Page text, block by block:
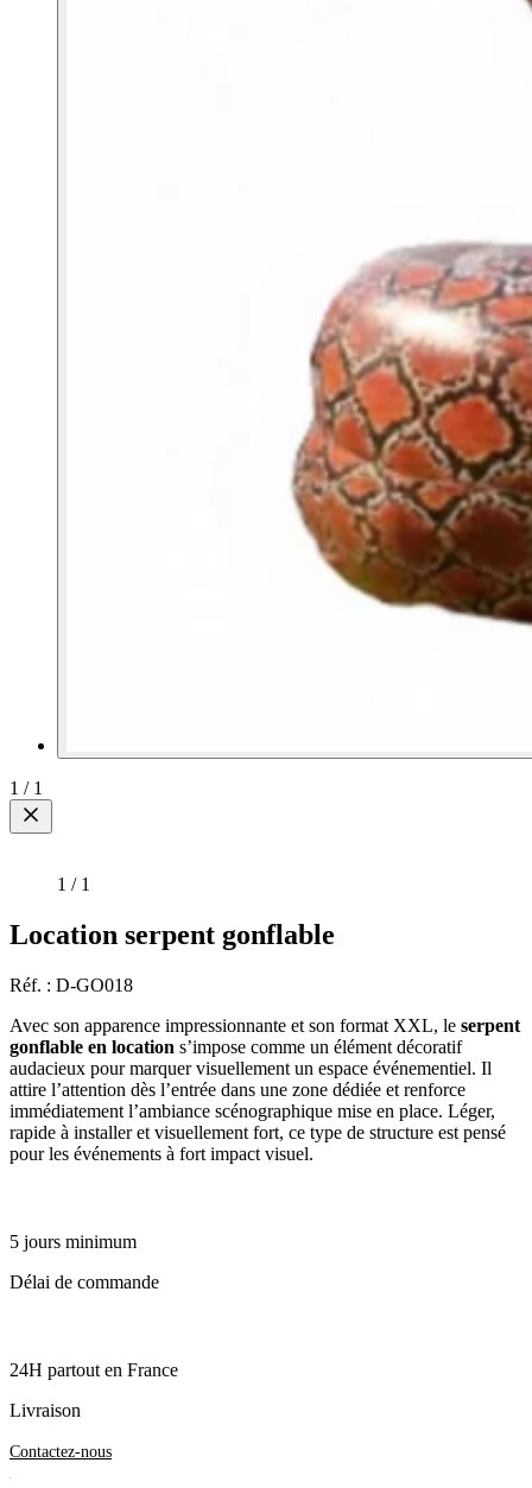
1 / 1
1 / 1
Location serpent gonflable
Réf. : D-GO018
Avec son apparence impressionnante et son format XXL, le serpent
gonflable en location s’impose comme un élément décoratif
audacieux pour marquer visuellement un espace événementiel. Il
attire l’attention dès l’entrée dans une zone dédiée et renforce
immédiatement l’ambiance scénographique mise en place. Léger,
rapide à installer et visuellement fort, ce type de structure est pensé
pour les événements à fort impact visuel.
5 jours minimum
Délai de commande
24H partout en France
Livraison
Contactez-nous